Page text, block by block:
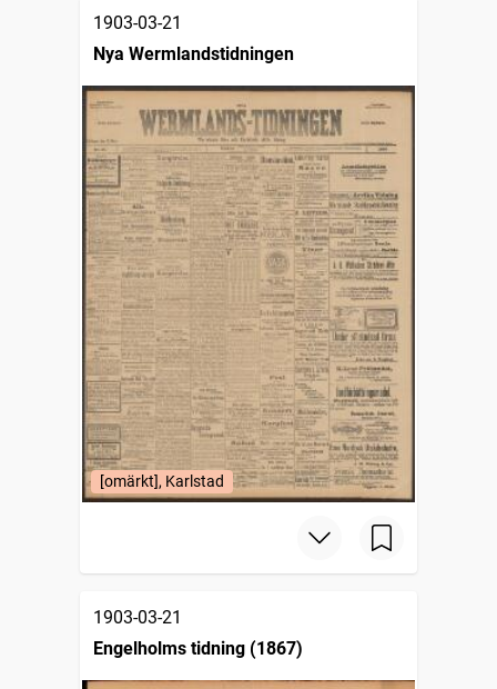
1903-03-21
Nya Wermlandstidningen
[omärkt], Karlstad
1903-03-21
Engelholms tidning (1867)